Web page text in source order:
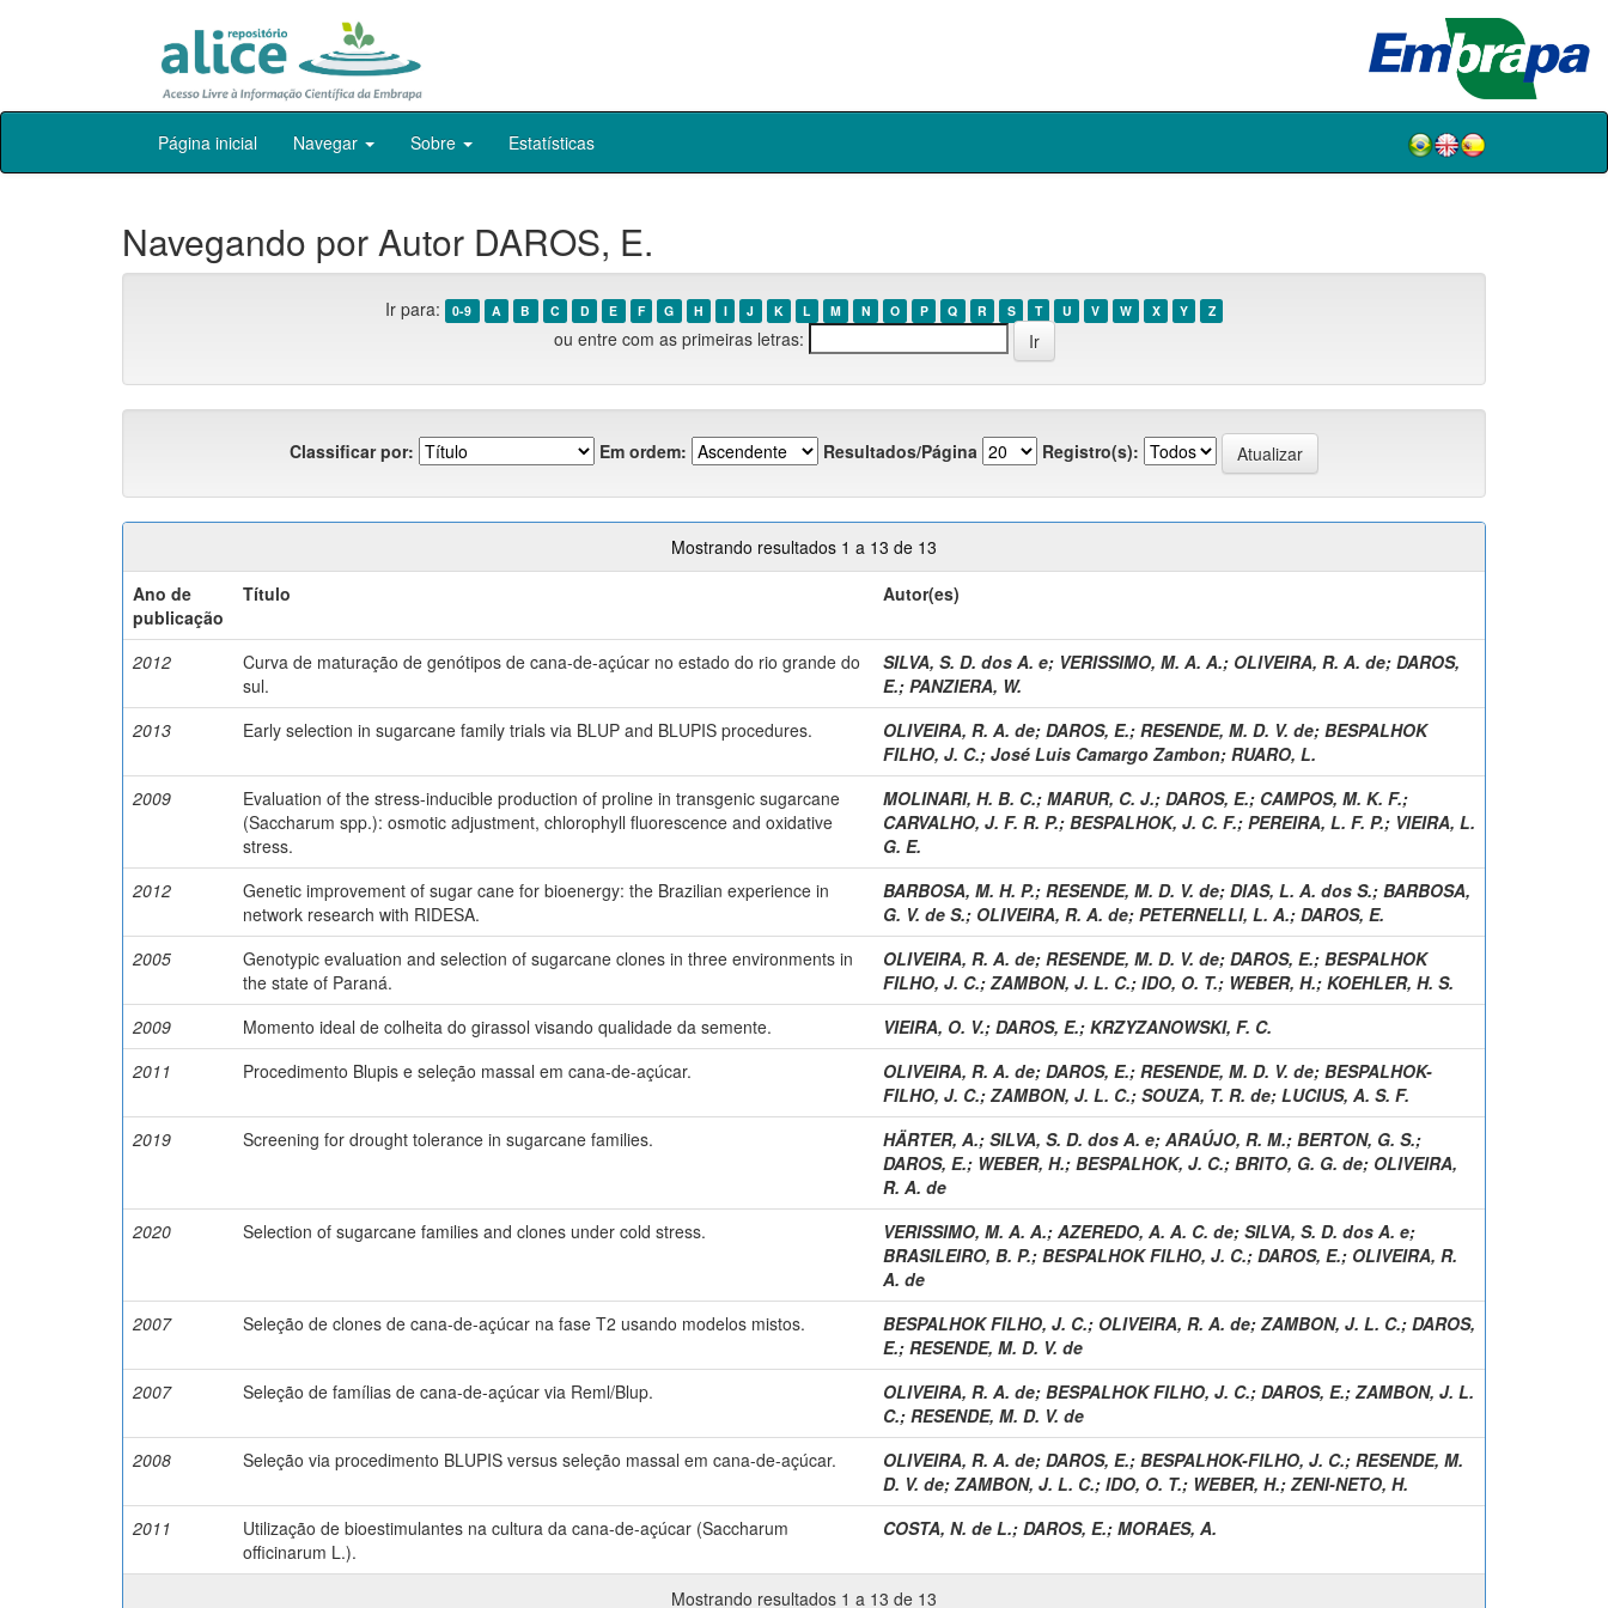
Skip
Página inicial Navegar Sobre Estatísticas
Navegando por Autor DAROS, E.
Ir para: 0-9 A B C D E F G H I J K L M N O P Q R S T U V W X Y Z
ou entre com as primeiras letras:
Classificar por: Em ordem: Resultados/Página Registro(s):
Mostrando resultados 1 a 13 de 13
Ano de
publicação
Título Autor(es)
2012
Curva de maturação de genótipos de cana-de-açúcar no estado do rio grande do
sul.
SILVA, S. D. dos A. e; VERISSIMO, M. A. A.; OLIVEIRA, R. A. de; DAROS,
E.; PANZIERA, W.
2013
Early selection in sugarcane family trials via BLUP and BLUPIS procedures. OLIVEIRA, R. A. de; DAROS, E.; RESENDE, M. D. V. de; BESPALHOK
FILHO, J. C.; José Luis Camargo Zambon; RUARO, L.
2009
Evaluation of the stress-inducible production of proline in transgenic sugarcane
(Saccharum spp.): osmotic adjustment, chlorophyll fluorescence and oxidative
stress.
MOLINARI, H. B. C.; MARUR, C. J.; DAROS, E.; CAMPOS, M. K. F.;
CARVALHO, J. F. R. P.; BESPALHOK, J. C. F.; PEREIRA, L. F. P.; VIEIRA, L.
G. E.
2012
Genetic improvement of sugar cane for bioenergy: the Brazilian experience in
network research with RIDESA.
BARBOSA, M. H. P.; RESENDE, M. D. V. de; DIAS, L. A. dos S.; BARBOSA,
G. V. de S.; OLIVEIRA, R. A. de; PETERNELLI, L. A.; DAROS, E.
2005
Genotypic evaluation and selection of sugarcane clones in three environments in
the state of Paraná.
OLIVEIRA, R. A. de; RESENDE, M. D. V. de; DAROS, E.; BESPALHOK
FILHO, J. C.; ZAMBON, J. L. C.; IDO, O. T.; WEBER, H.; KOEHLER, H. S.
2009
Momento ideal de colheita do girassol visando qualidade da semente. VIEIRA, O. V.; DAROS, E.; KRZYZANOWSKI, F. C.
2011
Procedimento Blupis e seleção massal em cana-de-açúcar. OLIVEIRA, R. A. de; DAROS, E.; RESENDE, M. D. V. de; BESPALHOK-
FILHO, J. C.; ZAMBON, J. L. C.; SOUZA, T. R. de; LUCIUS, A. S. F.
2019
Screening for drought tolerance in sugarcane families. HÄRTER, A.; SILVA, S. D. dos A. e; ARAÚJO, R. M.; BERTON, G. S.;
DAROS, E.; WEBER, H.; BESPALHOK, J. C.; BRITO, G. G. de; OLIVEIRA,
R. A. de
2020
Selection of sugarcane families and clones under cold stress. VERISSIMO, M. A. A.; AZEREDO, A. A. C. de; SILVA, S. D. dos A. e;
BRASILEIRO, B. P.; BESPALHOK FILHO, J. C.; DAROS, E.; OLIVEIRA, R.
A. de
2007
Seleção de clones de cana-de-açúcar na fase T2 usando modelos mistos. BESPALHOK FILHO, J. C.; OLIVEIRA, R. A. de; ZAMBON, J. L. C.; DAROS,
E.; RESENDE, M. D. V. de
2007
Seleção de famílias de cana-de-açúcar via Reml/Blup. OLIVEIRA, R. A. de; BESPALHOK FILHO, J. C.; DAROS, E.; ZAMBON, J. L.
C.; RESENDE, M. D. V. de
2008
Seleção via procedimento BLUPIS versus seleção massal em cana-de-açúcar. OLIVEIRA, R. A. de; DAROS, E.; BESPALHOK-FILHO, J. C.; RESENDE, M.
D. V. de; ZAMBON, J. L. C.; IDO, O. T.; WEBER, H.; ZENI-NETO, H.
2011
Utilização de bioestimulantes na cultura da cana-de-açúcar (Saccharum
officinarum L.).
COSTA, N. de L.; DAROS, E.; MORAES, A.
Mostrando resultados 1 a 13 de 13